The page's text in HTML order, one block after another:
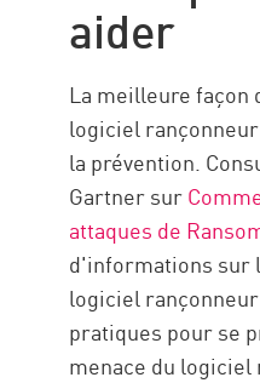
aider
La meilleure façon
logiciel
la prévention.
Gartner sur
attaques de
d'informations sur
logiciel
pratiques pour se
menace du logiciel